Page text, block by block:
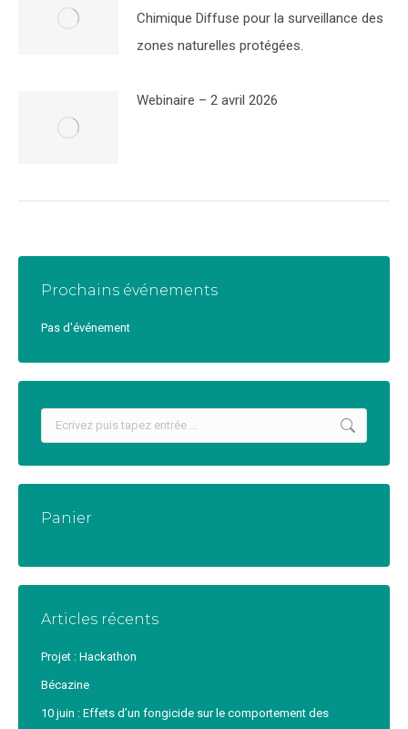
Chimique Diffuse pour la surveillance des
zones naturelles protégées.
Webinaire – 2 avril 2026
Prochains événements
Pas d'événement
Recherche
:
Panier
Articles récents
Projet : Hackathon
Bécazine
10 juin : Effets d’un fongicide sur le comportement des